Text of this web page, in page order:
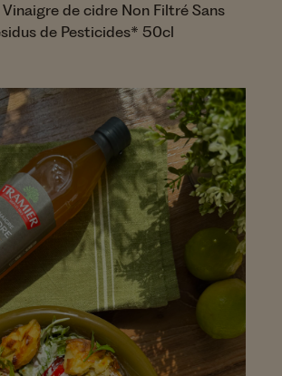
de cidre Non Filtré Sans
de Pesticides* 50cl